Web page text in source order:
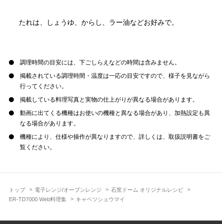
トップ 電子レンジ/オーブンレンジ
石窯ドーム オリジナルレシピ
ER-TD7000 Web料理集
キャベツシュウマイ
たれは、しょうゆ、からし、ラー油などお好みで。
調理時間の目安には、下ごしらえなどの時間は含みません。
掲載されている調理時間・温度は一応の目安ですので、様子を見ながら
行ってください。
掲載している料理写真と実物の仕上がりが異なる場合があります。
動画に出てくる機種はお使いの機種と異なる場合があり、加熱設定も異
なる場合があります。
機種により、仕様や操作が異なりますので、詳しくは、取扱説明書をご
覧ください。